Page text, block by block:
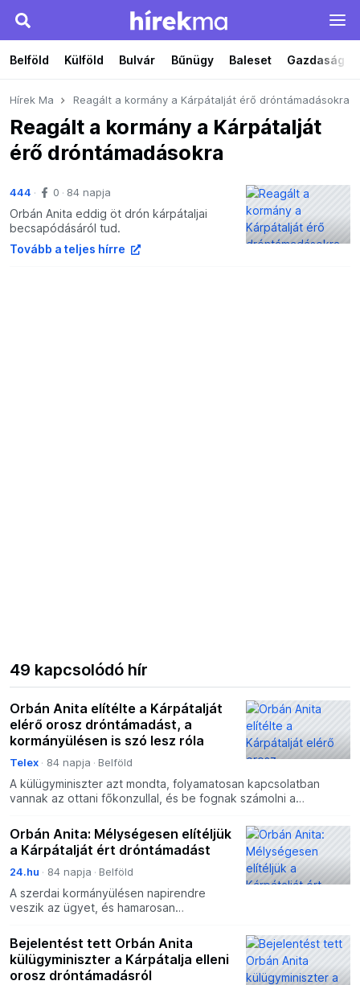
Belföld Külföld Bulvár Bűnügy Baleset Gazdaság
Hírek Ma Reagált a kormány a Kárpátalját érő dróntámadásokra
Reagált a kormány a Kárpátalját
érő dróntámadásokra
444 0 84 napja
Orbán Anita eddig öt drón kárpátaljai
becsapódásáról tud.
Tovább a teljes hírre
49 kapcsolódó hír
Orbán Anita elítélte a Kárpátalját
elérő orosz dróntámadást, a
kormányülésen is szó lesz róla
Telex 84 napja Belföld
A külügyminiszter azt mondta, folyamatosan kapcsolatban
vannak az ottani főkonzullal, és be fognak számolni a
Orbán Anita: Mélységesen elítéljük
a Kárpátalját ért dróntámadást
24.hu 84 napja Belföld
A szerdai kormányülésen napirendre
veszik az ügyet, és hamarosan
fejelményekről.
Bejelentést tett Orbán Anita
külügyminiszter a Kárpátalja elleni
orosz dróntámadásról